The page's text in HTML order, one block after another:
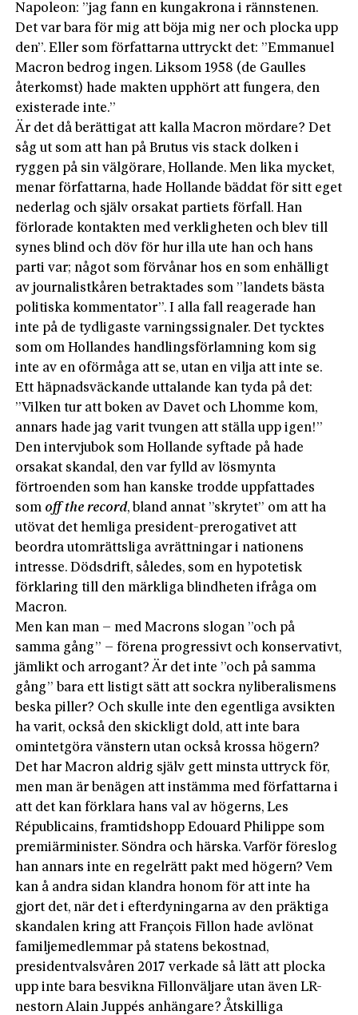
Napoleon: ”jag fann en kungakrona i rännstenen.
Det var bara för mig att böja mig ner och plocka upp
den”. Eller som författarna uttryckt det: ”Emmanuel
Macron bedrog ingen. Liksom 1958 (de Gaulles
återkomst) hade makten upphört att fungera, den
existerade inte.”
Är det då berättigat att kalla Macron mördare? Det
såg ut som att han på Brutus vis stack dolken i
ryggen på sin välgörare, Hollande. Men lika mycket,
menar författarna, hade Hollande bäddat för sitt eget
nederlag och själv orsakat partiets förfall. Han
förlorade kontakten med verkligheten och blev till
synes blind och döv för hur illa ute han och hans
parti var; något som förvånar hos en som enhälligt
av journalistkåren betraktades som ”landets bästa
politiska kommentator”. I alla fall reagerade han
inte på de tydligaste varningssignaler. Det tycktes
som om Hollandes handlingsförlamning kom sig
inte av en oförmåga att se, utan en vilja att inte se.
Ett häpnadsväckande uttalande kan tyda på det:
”Vilken tur att boken av Davet och Lhomme kom,
annars hade jag varit tvungen att ställa upp igen!”
Den intervjubok som Hollande syftade på hade
orsakat skandal, den var fylld av lösmynta
förtroenden som han kanske trodde uppfattades
som off the record, bland annat ”skrytet” om att ha
utövat det hemliga president-prerogativet att
beordra utomrättsliga avrättningar i nationens
intresse. Dödsdrift, således, som en hypotetisk
förklaring till den märkliga blindheten ifråga om
Macron.
Men kan man – med Macrons slogan ”och på
samma gång” – förena progressivt och konservativt,
jämlikt och arrogant? Är det inte ”och på samma
gång” bara ett listigt sätt att sockra nyliberalismens
beska piller? Och skulle inte den egentliga avsikten
ha varit, också den skickligt dold, att inte bara
omintetgöra vänstern utan också krossa högern?
Det har Macron aldrig själv gett minsta uttryck för,
men man är benägen att instämma med författarna i
att det kan förklara hans val av högerns, Les
Républicains, framtidshopp Edouard Philippe som
premiärminister. Söndra och härska. Varför föreslog
han annars inte en regelrätt pakt med högern? Vem
kan å andra sidan klandra honom för att inte ha
gjort det, när det i efterdyningarna av den präktiga
skandalen kring att François Fillon hade avlönat
familjemedlemmar på statens bekostnad,
presidentvalsvåren 2017 verkade så lätt att plocka
upp inte bara besvikna Fillonväljare utan även LR-
nestorn Alain Juppés anhängare? Åtskilliga